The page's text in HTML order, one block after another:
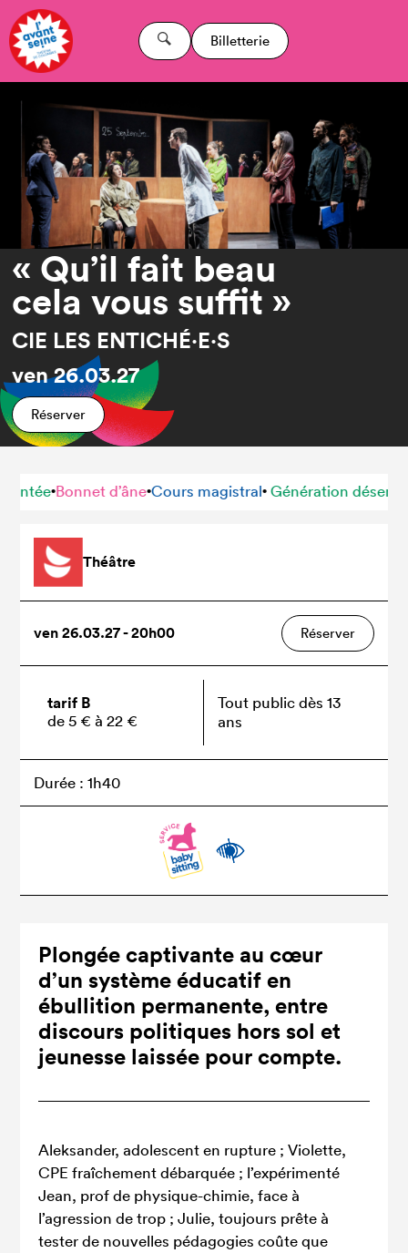
Billetterie
« Qu’il fait beau
cela vous suffit »
CIE LES ENTICHÉ·E·S
ven26.03.27
Réserver
Plongée captivante au cœur
d’un système éducatif en
ébullition permanente, entre
discours politiques hors sol et
jeunesse laissée pour compte.
Aleksander, adolescent en rupture ; Violette,
CPE fraîchement débarquée ; l’expérimenté
Jean, prof de physique-chimie, face à
l’agression de trop ; Julie, toujours prête à
tester de nouvelles pédagogies coûte que
Bonnet d’âne•Cours magistral• Génération désenchantée
Théâtre
ven 26.03.27 - 20h00 Réserver
tarif B
de 5 € à 22 €
Tout public dès 13
ans
Durée : 1h40